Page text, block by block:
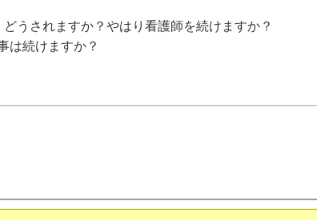
うされますか？やはり看護師を続けますか？
は続けますか？